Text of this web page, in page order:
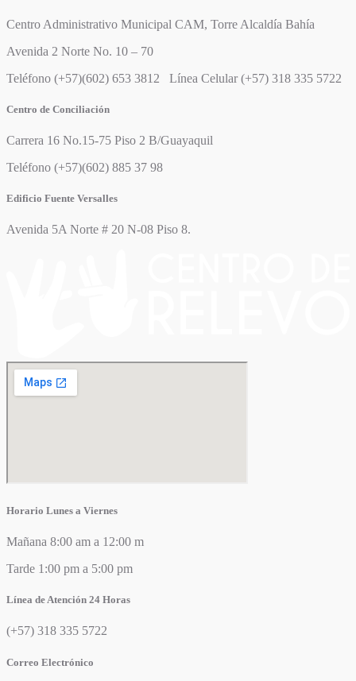
Centro Administrativo Municipal CAM, Torre Alcaldía Bahía
Avenida 2 Norte No. 10 – 70
Teléfono (+57)(602) 653 3812 Línea Celular (+57) 318 335 5722
Centro de Conciliación
Carrera 16 No.15-75 Piso 2 B/Guayaquil
Teléfono (+57)(602) 885 37 98
Edificio Fuente Versalles
Avenida 5A Norte # 20 N-08 Piso 8.
Horario Lunes a Viernes
Mañana 8:00 am a 12:00 m
Tarde 1:00 pm a 5:00 pm
Línea de Atención 24 Horas
(+57) 318 335 5722
Correo Electrónico